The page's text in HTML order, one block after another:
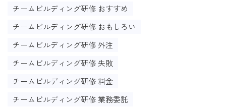
チームビルディング研修 おすすめ
チームビルディング研修 おもしろい
チームビルディング研修 外注
チームビルディング研修 失敗
チームビルディング研修 料金
チームビルディング研修 業務委託